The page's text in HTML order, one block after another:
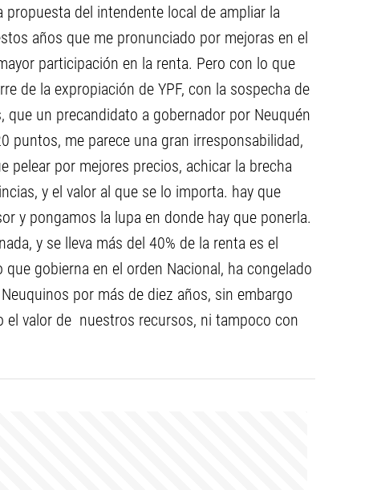
del intendente local de ampliar la
años que me pronunciado por mejoras en el
participación en la renta. Pero con lo que
de la expropiación de YPF, con la sospecha de
un precandidato a gobernador por Neuquén
puntos, me parece una gran irresponsabilidad,
pelear por mejores precios, achicar la brecha
y el valor al que se lo importa. hay que
y pongamos la lupa en donde hay que ponerla.
y se lleva más del 40% de la renta es el
gobierna en el orden Nacional, ha congelado
por más de diez años, sin embargo
el valor de nuestros recursos, ni tampoco con